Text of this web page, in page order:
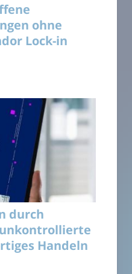
ohne
Lock-in
durch
Handeln